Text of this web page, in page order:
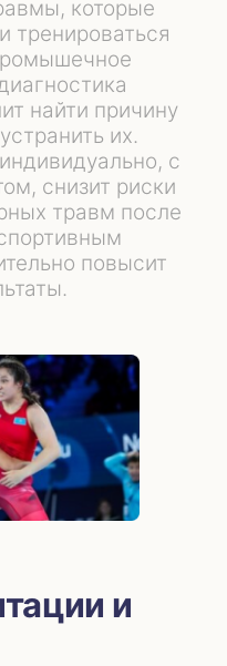
которые
тренироваться
найти причину
их.
с
снизит риски
травм после
повысит
и